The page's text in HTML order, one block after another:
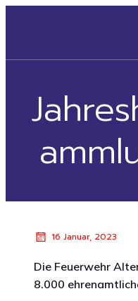
16 Januar, 2023
Die Feuerwehr
8.000